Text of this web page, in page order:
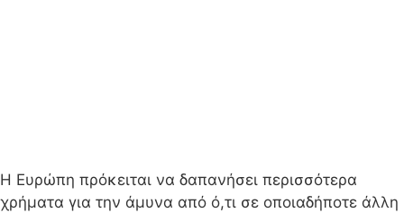
Η Ευρώπη πρόκειται να δαπανήσει περισσότερα
χρήματα για την άμυνα από ό,τι σε οποιαδήποτε άλλη